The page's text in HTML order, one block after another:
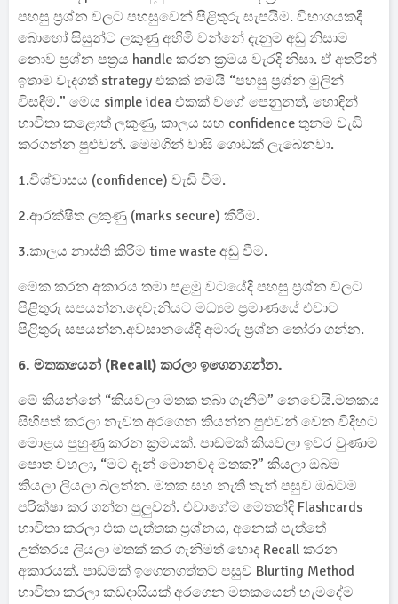
පහසු ප්‍රශ්න වලට පහසුවෙන් පිළිතුරු සැපයිම. විභාගයකදී
බොහෝ සිසුන්ට ලකුණු අහිමි වන්නේ දැනුම අඩු නිසාම
නොව ප්‍රශ්න පත්‍රය handle කරන ක්‍රමය වැරදි නිසා. ඒ අතරින්
ඉතාම වැදගත් strategy එකක් තමයි “පහසු ප්‍රශ්න මුලින්
විසඳීම.” මෙය simple idea එකක් වගේ පෙනුනත්, හොඳින්
භාවිතා කළොත් ලකුණු, කාලය සහ confidence තුනම වැඩි
කරගන්න පුළුවන්. මෙමගින් වාසි ගොඩක් ලැබෙනවා.
1.විශ්වාසය (confidence) වැඩි වීම.
2.ආරක්ෂිත ලකුණු (marks secure) කිරීම.
3.කාලය නාස්ති කිරීම time waste අඩු වීම.
මේක කරන අකාරය තමා පළමු වටයේදි පහසු ප්‍රශ්න වලට
පිළිතුරු සපයන්න.දෙවැනියට මධ්‍යම ප්‍රමාණයේ එවාට
පිළිතුරු සපයන්න.අවසානයේදි අමාරු ප්‍රශ්න තෝරා ගන්න.
6. මතකයෙන් (Recall) කරලා ඉගෙනගන්න.
මේ කියන්නේ “කියවලා මතක තබා ගැනීම” නෙවෙයි.මතකය
සිහිපත් කරලා නැවත අරගෙන කියන්න පුළුවන් වෙන විදිහට
මොළය පුහුණු කරන ක්‍රමයක්. පාඩමක් කියවලා ඉවර වුණාම
පොත වහලා, “මට දැන් මොනවද මතක?” කියලා ඔබම
කියලා ලියලා බලන්න. මතක සහ නැති තැන් පසුව ඔබටම
පරික්ෂා කර ගන්න පුලුවන්. එවාගේම මෙතන්දි Flashcards
භාවිතා කරලා එක පැත්තක ප්‍රශ්නය, අනෙක් පැත්තේ
උත්තරය ලියලා මතක් කර ගැනිමත් හොද Recall කරන
අකාරයක්. පාඩමක් ඉගෙනගත්තට පසුව Blurting Method
භාවිතා කරලා කඩදාසියක් අරගෙන මතකයෙන් හැමදේම